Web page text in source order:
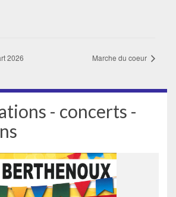
2026 Marche du coeur
- concerts -